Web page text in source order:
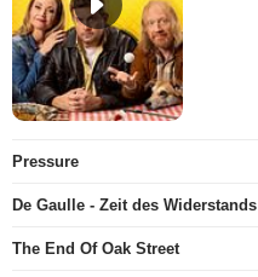
Pressure
De Gaulle - Zeit des Widerstands
The End Of Oak Street